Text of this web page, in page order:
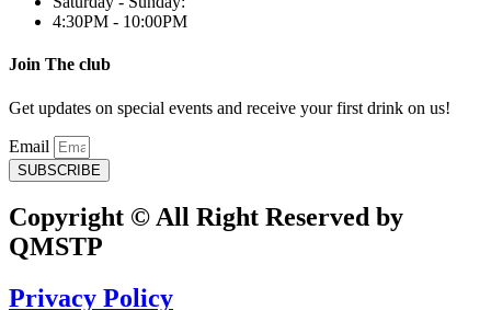
4:30PM - 10:00PM
Join The club
Get updates on special events and receive your first drink on us!
Email
SUBSCRIBE
Copyright © All Right Reserved by
QMSTP
Privacy Policy